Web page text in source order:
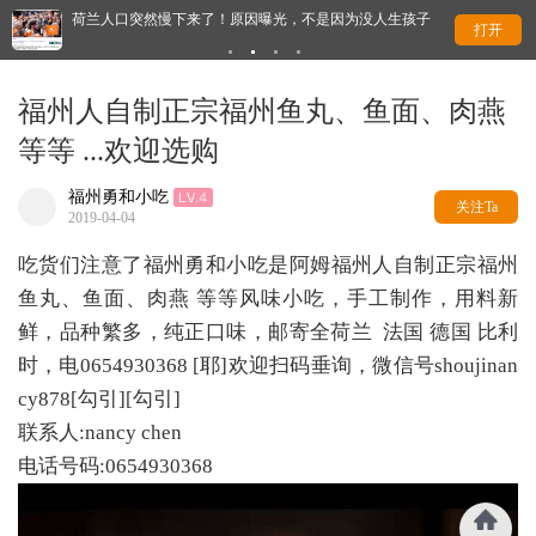
荷兰人口突然慢下来了！原因曝光，不是因为没人生孩子 荷
打开
福州人自制正宗福州鱼丸、鱼面、肉燕
等等 ...欢迎选购
福州勇和小吃
2019-04-04
关注Ta
吃货们注意了福州勇和小吃是阿姆福州人自制正宗福州
鱼丸、鱼面、肉燕 等等风味小吃，手工制作，用料新
鲜，品种繁多，纯正口味，邮寄全荷兰 法国 德国 比利
时，电0654930368 [耶]欢迎扫码垂询，微信号shoujinan
cy878[勾引][勾引]
联系人:nancy chen
电话号码:0654930368